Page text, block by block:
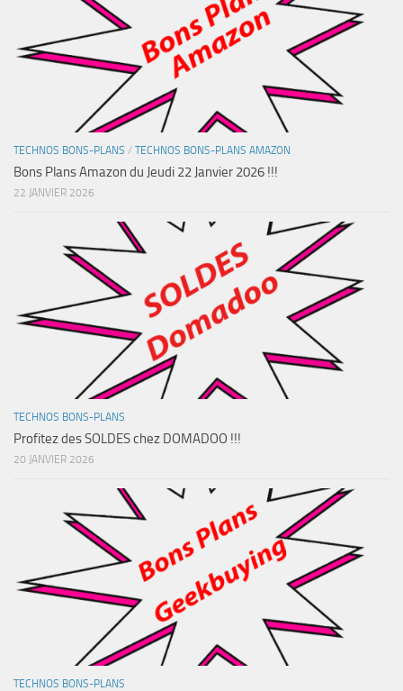
TECHNOS BONS-PLANS / TECHNOS BONS-PLANS AMAZON
Bons Plans Amazon du Jeudi 22 Janvier 2026 !!!
22 JANVIER 2026
TECHNOS BONS-PLANS
Profitez des SOLDES chez DOMADOO !!!
20 JANVIER 2026
TECHNOS BONS-PLANS